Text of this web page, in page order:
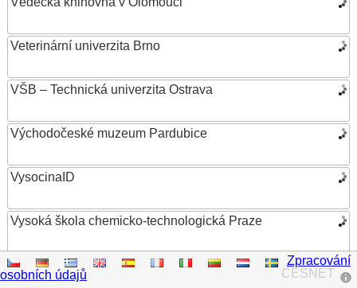
Veterinární univerzita Brno
VŠB – Technická univerzita Ostrava
Východočeské muzeum Pardubice
VysocinaID
Vysoká škola chemicko-technologická Praze
Vysoká škola ekonomická v Praze
CESNET
Zpracování
osobních údajů